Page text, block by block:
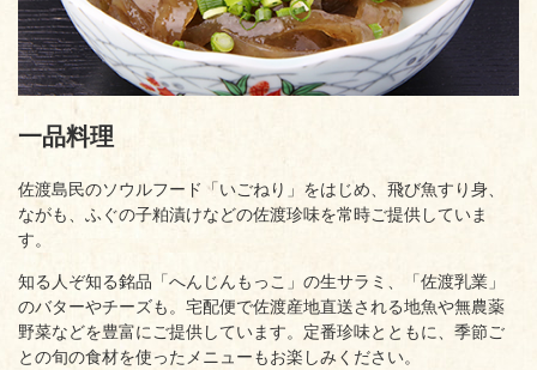
一品料理
佐渡島民のソウルフード「いごねり」をはじめ、飛び魚すり身、
ながも、ふぐの子粕漬けなどの佐渡珍味を常時ご提供していま
す。
知る人ぞ知る銘品「へんじんもっこ」の生サラミ、「佐渡乳業」
のバターやチーズも。宅配便で佐渡産地直送される地魚や無農薬
野菜などを豊富にご提供しています。定番珍味とともに、季節ご
との旬の食材を使ったメニューもお楽しみください。